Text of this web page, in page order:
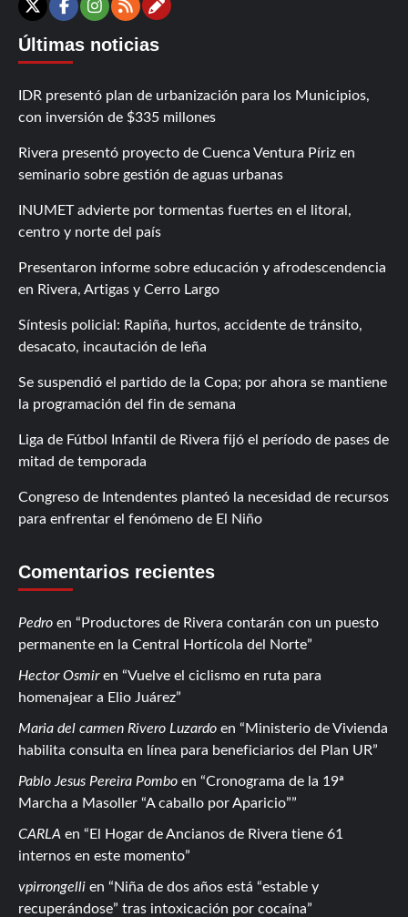
X Facebook
Instagram
RSSContáctanos
Últimas noticias
IDR presentó plan de urbanización para los Municipios,
con inversión de $335 millones
Rivera presentó proyecto de Cuenca Ventura Píriz en
seminario sobre gestión de aguas urbanas
INUMET advierte por tormentas fuertes en el litoral,
centro y norte del país
Presentaron informe sobre educación y afrodescendencia
en Rivera, Artigas y Cerro Largo
Síntesis policial: Rapiña, hurtos, accidente de tránsito,
desacato, incautación de leña
Se suspendió el partido de la Copa; por ahora se mantiene
la programación del fin de semana
Liga de Fútbol Infantil de Rivera fijó el período de pases de
mitad de temporada
Congreso de Intendentes planteó la necesidad de recursos
para enfrentar el fenómeno de El Niño
Comentarios recientes
Pedro en
Productores de Rivera contarán con un puesto
permanente en la Central Hortícola del Norte
Hector Osmiren
Vuelve el ciclismo en ruta para
homenajear a Elio Juárez
Maria del carmen Rivero Luzardo en
Ministerio de Vivienda
habilita consulta en línea para beneficiarios del Plan UR
Pablo Jesus Pereira Pombo en
Cronograma de la 19ª
Marcha a Masoller “A caballo por Aparicio”
CARLA en
El Hogar de Ancianos de Rivera tiene 61
internos en este momento
vpirrongelli en
Niña de dos años está “estable y
recuperándose” tras intoxicación por cocaína